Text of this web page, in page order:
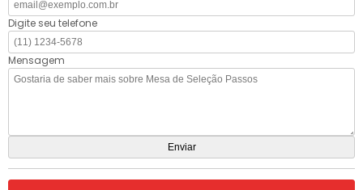
Digite seu telefone
Mensagem